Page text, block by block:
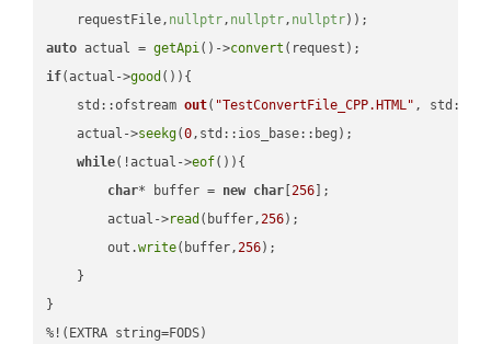
    requestFile,
nullptr, nullptr, nullptr))
auto actual = getApi()->convert
if(actual->good ()){
std::ofstream out( "TestConvertFile_CPP.HTML" ,
    actual->
seekg(0,std::ios_base::beg);
while(!actual->eof()){
char* buffer = new char [256 ];
        actual->
read (buffer,256);
        out.
write(buffer,256);
    }
}
%!(EXTRA string=FODS)